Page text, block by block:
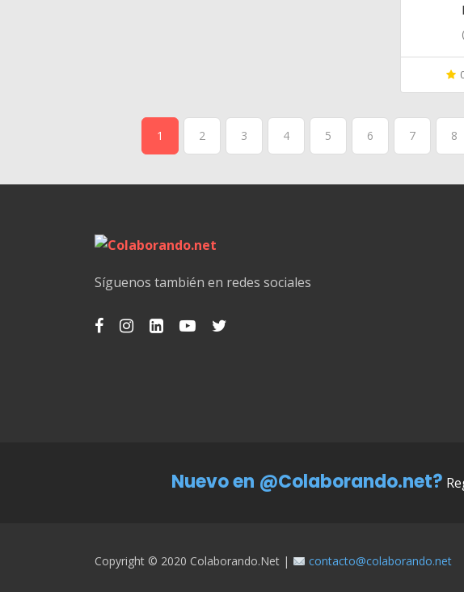
1 2 3 4 5 6 7 8
Síguenos también en redes sociales
Nuevo en @Colaborando.net?
Copyright © 2020 Colaborando.net | contacto@colaborando.net